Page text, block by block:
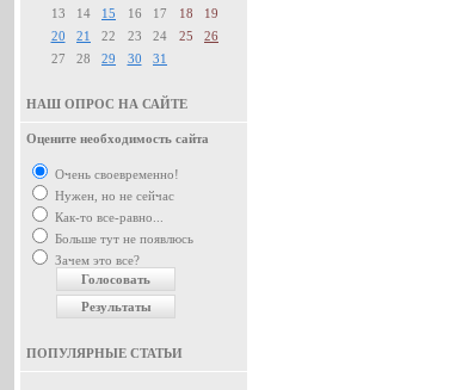
13
14 15 16 17 18
19
20
21 22 23 24 25
26
27
28 29 30 31
НАШ ОПРОС НА САЙТЕ
Оцените необходимость сайта
Очень своевременно!
Нужен, но не сейчас
Как-то все-равно...
Больше тут не появлюсь
Зачем это все?
ПОПУЛЯРНЫЕ СТАТЬИ